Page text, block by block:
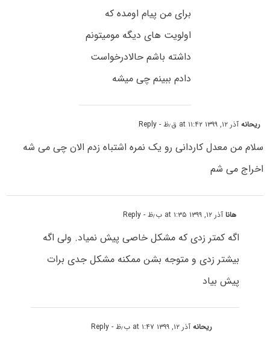
برای من پیام اومده که
اولویت های دیگه مومیتونم
داشته باشم حالادرخواست
دادم ببینم چی میشه
ریحانهآذر ۱۲, ۱۳۹۹ at ۱۱:۴۲ ق٫ظ - Reply
سلام من معدل کاردانی رو یک نمره اشتباه زدم الان چی می شه
اخراج می شم
هاناآذر ۱۲, ۱۳۹۹ at ۱:۳۵ ب٫ظ - Reply
اگه کمتر زدی که مشکل خاصی پیش نمیاد. ولی اگه
بیشتر زدی و متوجه بشن ممکنه مشکل جدی برات
پیش بیاد
ریحانهآذر ۱۲, ۱۳۹۹ at ۱:۴۷ ب٫ظ - Reply